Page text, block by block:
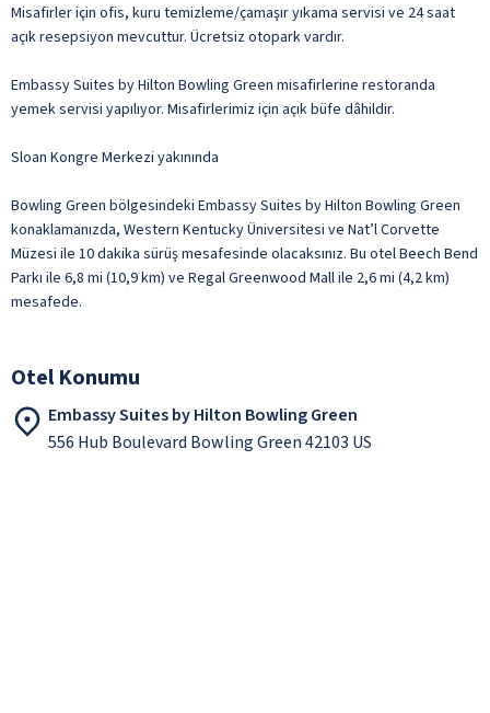
Misafirler için ofis, kuru temizleme/çamaşır yıkama servisi ve 24 saat
açık resepsiyon mevcuttur. Ücretsiz otopark vardır.
Embassy Suites by Hilton Bowling Green misafirlerine restoranda
yemek servisi yapılıyor. Misafirlerimiz için açık büfe dâhildir.
Sloan Kongre Merkezi yakınında
Bowling Green bölgesindeki Embassy Suites by Hilton Bowling Green
konaklamanızda, Western Kentucky Üniversitesi ve Nat’l Corvette
Müzesi ile 10 dakika sürüş mesafesinde olacaksınız. Bu otel Beech Bend
Parkı ile 6,8 mi (10,9 km) ve Regal Greenwood Mall ile 2,6 mi (4,2 km)
mesafede.
Otel Konumu
Embassy Suites by Hilton Bowling Green
556 Hub Boulevard Bowling Green 42103 US